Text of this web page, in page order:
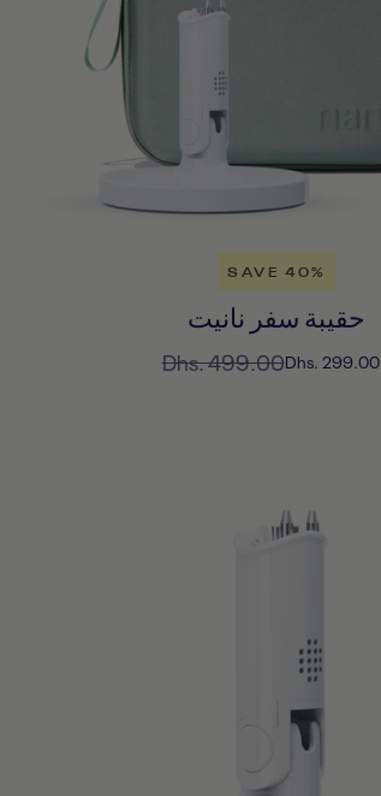
SAVE 40%
حقيبة سفر نانيت
السعر
Dhs. 299.00السعر
Dhs. 499.00